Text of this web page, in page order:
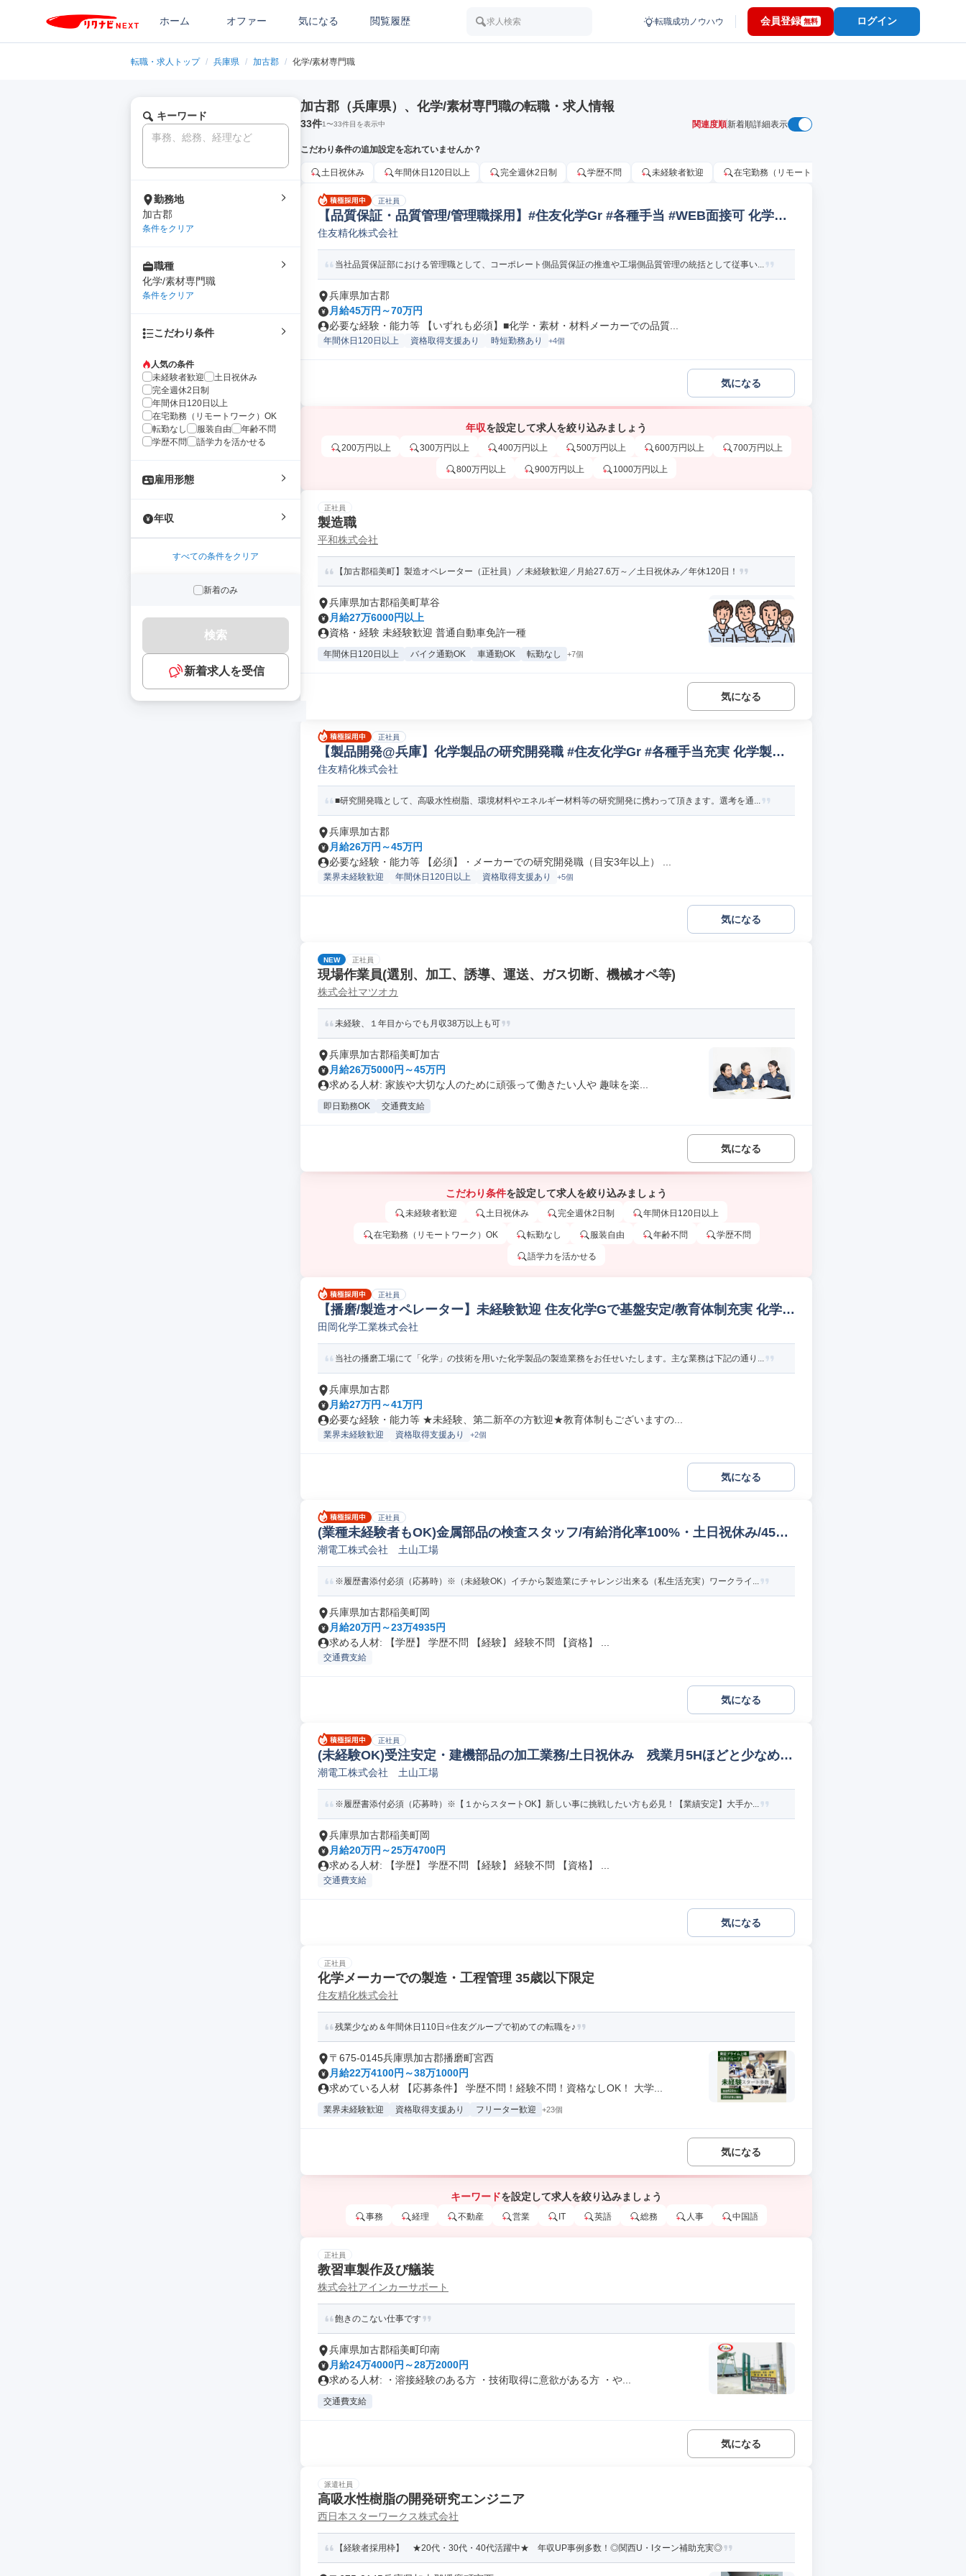
ホーム オファー 気になる 閲覧履歴 求人検索 転職成功ノウハウ 会員登録 無料 ログイン
転職・求人トップ / 兵庫県 / 加古郡 / 化学/素材専門職
キーワード
勤務地
加古郡
条件をクリア
職種
化学/素材専門職
条件をクリア
こだわり条件
人気の条件
未経験者歓迎
土日祝休み
完全週休2日制
年間休日120日以上
在宅勤務（リモートワーク）OK
転勤なし
服装自由
年齢不問
学歴不問
語学力を活かせる
雇用形態
年収
すべての条件をクリア
新着のみ
検索
新着求人を受信
加古郡（兵庫県）、化学/素材専門職の転職・求人情報
33件1〜33件目を表示中 関連度順新着順詳細表示
こだわり条件の追加設定を忘れていませんか？
土日祝休み 年間休日120日以上 完全週休2日制 学歴不問 未経験者歓迎 在宅勤務（リモートワーク）OK
正社員
【品質保証・品質管理/管理職採用】#住友化学Gr #各種手当 #WEB面接可 化学品
質保証
住友精化株式会社
当社品質保証部における管理職として、コーポレート側品質保証の推進や工場側品質管理の統括として従事い...
兵庫県加古郡
月給45万円～70万円
必要な経験・能力等 【いずれも必須】■化学・素材・材料メーカーでの品質...
年間休日120日以上 資格取得支援あり 時短勤務あり +4個
気になる
年収を設定して求人を絞り込みましょう
200万円以上 300万円以上 400万円以上 500万円以上 600万円以上 700万円以上
800万円以上 900万円以上 1000万円以上
正社員
製造職
平和株式会社
【加古郡稲美町】製造オペレーター（正社員）／未経験歓迎／月給27.6万～／土日祝休み／年休120日！
兵庫県加古郡稲美町草谷
月給27万6000円以上
資格・経験 未経験歓迎 普通自動車免許一種
年間休日120日以上 バイク通勤OK 車通勤OK 転勤なし +7個
気になる
正社員
【製品開発@兵庫】化学製品の研究開発職 #住友化学Gr #各種手当充実 化学製品
開発
住友精化株式会社
■研究開発職として、高吸水性樹脂、環境材料やエネルギー材料等の研究開発に携わって頂きます。選考を通...
兵庫県加古郡
月給26万円～45万円
必要な経験・能力等 【必須】・メーカーでの研究開発職（目安3年以上） ...
業界未経験歓迎 年間休日120日以上 資格取得支援あり +5個
気になる
NEW 正社員
現場作業員(選別、加工、誘導、運送、ガス切断、機械オペ等)
株式会社マツオカ
未経験、１年目からでも月収38万以上も可
兵庫県加古郡稲美町加古
月給26万5000円～45万円
求める人材: 家族や大切な人のために頑張って働きたい人や 趣味を楽...
即日勤務OK 交通費支給
気になる
こだわり条件を設定して求人を絞り込みましょう
未経験者歓迎 土日祝休み 完全週休2日制 年間休日120日以上
在宅勤務（リモートワーク）OK 転勤なし 服装自由 年齢不問 学歴不問
語学力を活かせる
正社員
【播磨/製造オペレーター】未経験歓迎 住友化学Gで基盤安定/教育体制充実 化学製
造オペレーター/ラインマネージャー
田岡化学工業株式会社
当社の播磨工場にて「化学」の技術を用いた化学製品の製造業務をお任せいたします。主な業務は下記の通り...
兵庫県加古郡
月給27万円～41万円
必要な経験・能力等 ★未経験、第二新卒の方歓迎★教育体制もございますの...
業界未経験歓迎 資格取得支援あり +2個
気になる
正社員
(業種未経験者もOK)金属部品の検査スタッフ/有給消化率100%・土日祝休み/4538
4
潮電工株式会社 土山工場
※履歴書添付必須（応募時）※（未経験OK）イチから製造業にチャレンジ出来る（私生活充実）ワークライ...
兵庫県加古郡稲美町岡
月給20万円～23万4935円
求める人材: 【学歴】 学歴不問 【経験】 経験不問 【資格】 ...
交通費支給
気になる
正社員
(未経験OK)受注安定・建機部品の加工業務/土日祝休み 残業月5Hほどと少なめ/4
4902
潮電工株式会社 土山工場
※履歴書添付必須（応募時）※【１からスタートOK】新しい事に挑戦したい方も必見！【業績安定】大手か...
兵庫県加古郡稲美町岡
月給20万円～25万4700円
求める人材: 【学歴】 学歴不問 【経験】 経験不問 【資格】 ...
交通費支給
気になる
正社員
化学メーカーでの製造・工程管理 35歳以下限定
住友精化株式会社
残業少なめ＆年間休日110日⭐住友グループで初めての転職を♪
〒675-0145兵庫県加古郡播磨町宮西
月給22万4100円～38万1000円
求めている人材 【応募条件】 学歴不問！経験不問！資格なしOK！ 大学...
業界未経験歓迎 資格取得支援あり フリーター歓迎 +23個
気になる
キーワードを設定して求人を絞り込みましょう
事務 経理 不動産 営業 IT 英語 総務 人事 中国語
正社員
教習車製作及び艤装
株式会社アインカーサポート
飽きのこない仕事です
兵庫県加古郡稲美町印南
月給24万4000円～28万2000円
求める人材: ・溶接経験のある方 ・技術取得に意欲がある方 ・や...
交通費支給
気になる
派遣社員
高吸水性樹脂の開発研究エンジニア
西日本スターワークス株式会社
【経験者採用枠】 ★20代・30代・40代活躍中★ 年収UP事例多数！◎関西U・Iターン補助充実◎